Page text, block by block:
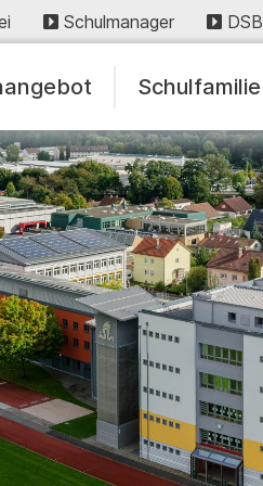
Schulmanager DSB
Schulfamilie